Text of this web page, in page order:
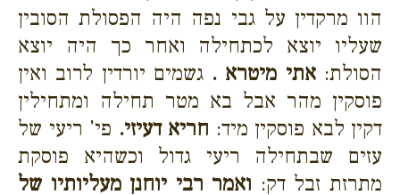
הוו מרקדין על גבי נפה היה הפסולת הסובין
שעליו יוצא לכתחילה ואחר כך היה יוצא
הסולת:אתי מיטרא . גשמים יורדין לרוב ואין
פוסקין מהר אבל בא מטר תחילה ומתחילין
דקין לבא פוסקין מיד: חריא דעיזי. פי' ריעי של
עזים שבתחילה ריעי גדול וכשהיא פוסקת
מתרזת זבל דק: ואמר רבי יוחנן מעליותיו של